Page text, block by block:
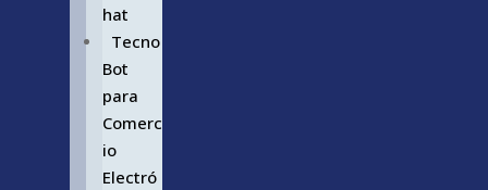
hat
Tecno
Bot
para
Comerc
io
Electró